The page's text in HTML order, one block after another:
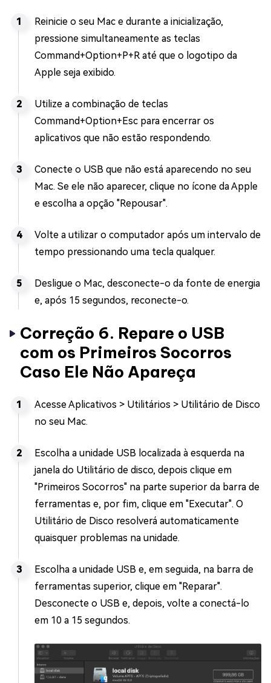
Reinicie o seu Mac e durante a inicialização,
pressione simultaneamente as teclas
Command+Option+P+R até que o logotipo da
Apple seja exibido.
Utilize a combinação de teclas
Command+Option+Esc para encerrar os
aplicativos que não estão respondendo.
Conecte o USB que não está aparecendo no seu
Mac. Se ele não aparecer, clique no ícone da Apple
e escolha a opção "Repousar".
Volte a utilizar o computador após um intervalo de
tempo pressionando uma tecla qualquer.
Desligue o Mac, desconecte-o da fonte de energia
e, após 15 segundos, reconecte-o.
Correção 6. Repare o USB
com os Primeiros Socorros
Caso Ele Não Apareça
Acesse Aplicativos > Utilitários > Utilitário de Disco
no seu Mac.
Escolha a unidade USB localizada à esquerda na
janela do Utilitário de disco, depois clique em
"Primeiros Socorros" na parte superior da barra de
ferramentas e, por fim, clique em "Executar". O
Utilitário de Disco resolverá automaticamente
quaisquer problemas na unidade.
Escolha a unidade USB e, em seguida, na barra de
ferramentas superior, clique em "Reparar".
Desconecte o USB e, depois, volte a conectá-lo
em 10 a 15 segundos.